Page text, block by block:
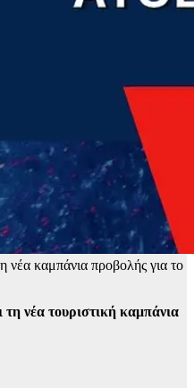
νέα καμπάνια προβολής για το
νέα τουριστική καμπάνια